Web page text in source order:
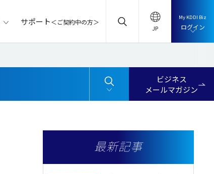
サポート＜ご契約中の方＞
My KDDI Biz
ログイン
ビジネス
メールマガジン
最新記事